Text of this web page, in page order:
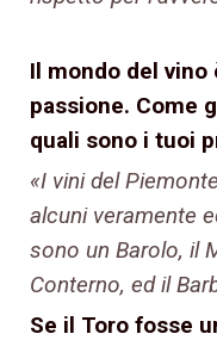
Il mondo del vino
passione. Come
quali sono i tuoi
«I vini del
alcuni veramente
sono un Barolo, il
Conterno, ed il
Se il Toro fosse